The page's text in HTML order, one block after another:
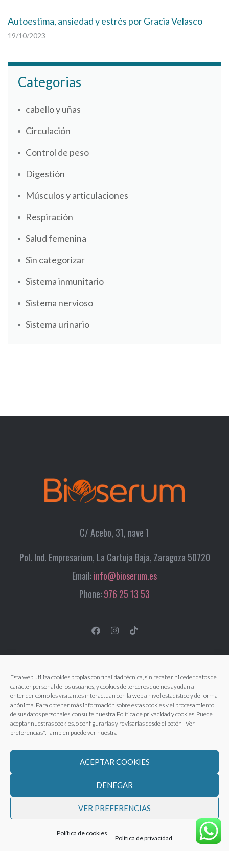
Esta web utiliza cookies propias con finalidad técnica, sin recabar ni ceder datos de
carácter personal de los usuarios, y cookies de terceros que nos ayudan a
entender cómo los visitantes interactúan con la web a nivel estadístico y de forma
anónima. Para obtener más información sobre estas cookies y el procesamiento
de sus datos personales, consulte nuestra Política de privacidad y cookies. Puede
aceptar nuestras cookies, o configurarlas y revisarlas desde el botón "Ver
preferencias". También puede ver nuestra
ACEPTAR COOKIES
DENEGAR
VER PREFERENCIAS
Política de cookies
Política de privacidad
Autoestima, ansiedad y estrés por Gracia Velasco
19/10/2023
Categorias
cabello y uñas
Circulación
Control de peso
Digestión
Músculos y articulaciones
Respiración
Salud femenina
Sin categorizar
Sistema inmunitario
Sistema nervioso
Sistema urinario
C/ Acebo, 31, nave 1
Pol. Ind. Empresarium, La Cartuja Baja, Zaragoza 50720
Email:info@bioserum.es
Phone:976 25 13 53
Política de Privacidad|Política de Cookies
Términos y condiciones